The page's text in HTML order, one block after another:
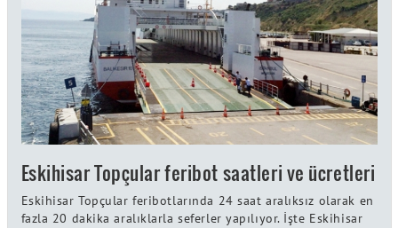
Eskihisar Topçular feribot saatleri ve ücretleri
Eskihisar Topçular feribotlarında 24 saat aralıksız olarak en
fazla 20 dakika aralıklarla seferler yapılıyor. İşte Eskihisar